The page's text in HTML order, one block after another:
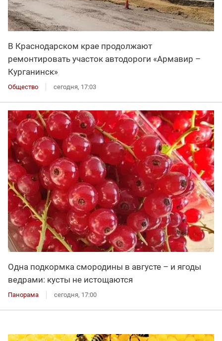
В Краснодарском крае продолжают
ремонтировать участок автодороги «Армавир –
Курганинск»
Общество сегодня, 17:03
Одна подкормка смородины в августе – и ягоды
ведрами: кусты не истощаются
Панорама сегодня, 17:00